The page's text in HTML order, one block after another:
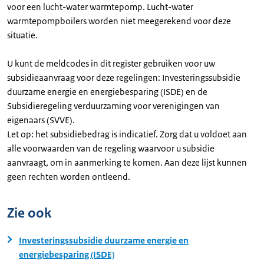
voor een lucht-water warmtepomp. Lucht-water
warmtepompboilers worden niet meegerekend voor deze
situatie.
U kunt de meldcodes in dit register gebruiken voor uw
subsidieaanvraag voor deze regelingen: Investeringssubsidie
duurzame energie en energiebesparing (ISDE) en de
Subsidieregeling verduurzaming voor verenigingen van
eigenaars (SVVE).
Let op: het subsidiebedrag is indicatief. Zorg dat u voldoet aan
alle voorwaarden van de regeling waarvoor u subsidie
aanvraagt, om in aanmerking te komen. Aan deze lijst kunnen
geen rechten worden ontleend.
Zie ook
Investeringssubsidie duurzame energie en
energiebesparing (ISDE)